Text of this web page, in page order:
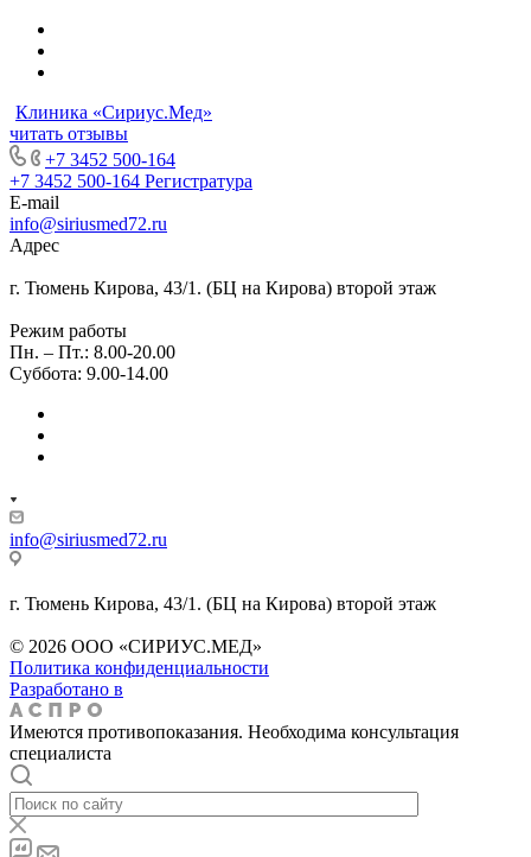
Клиника «Сириус.Мед»
читать отзывы
+7 3452 500-164
+7 3452 500-164 Регистратура
E-mail
info@siriusmed72.ru
Адрес
г. Тюмень Кирова, 43/1. (БЦ на Кирова) второй этаж
Режим работы
Пн. – Пт.: 8.00-20.00
Суббота: 9.00-14.00
info@siriusmed72.ru
г. Тюмень Кирова, 43/1. (БЦ на Кирова) второй этаж
© 2026 ООО «СИРИУС.МЕД»
Политика конфиденциальности
Разработано в
Имеются противопоказания. Необходима консультация
специалиста